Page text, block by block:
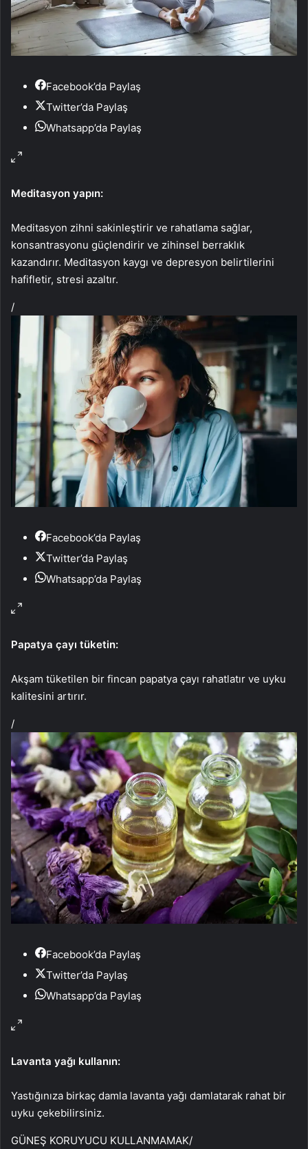
Facebook’da Paylaş
Twitter’da Paylaş
Whatsapp’da Paylaş
Meditasyon yapın:
Meditasyon zihni sakinleştirir ve rahatlama sağlar,
konsantrasyonu güçlendirir ve zihinsel berraklık
kazandırır. Meditasyon kaygı ve depresyon belirtilerini
hafifletir, stresi azaltır.
/
Facebook’da Paylaş
Twitter’da Paylaş
Whatsapp’da Paylaş
Papatya çayı tüketin:
Akşam tüketilen bir fincan papatya çayı rahatlatır ve uyku
kalitesini artırır.
/
Facebook’da Paylaş
Twitter’da Paylaş
Whatsapp’da Paylaş
Lavanta yağı kullanın:
Yastığınıza birkaç damla lavanta yağı damlatarak rahat bir
uyku çekebilirsiniz.
GÜNEŞ KORUYUCU KULLANMAMAK/